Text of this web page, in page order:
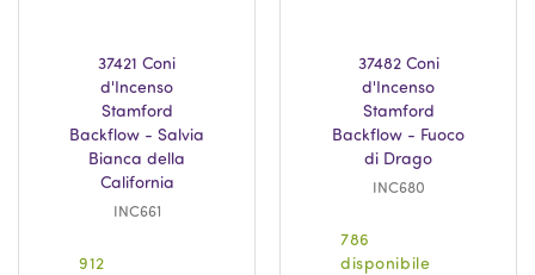
37421 Coni
d'Incenso
Stamford
Backflow - Salvia
Bianca della
California
INC661
912
37482 Coni
d'Incenso
Stamford
Backflow - Fuoco
di Drago
INC680
786
disponibile